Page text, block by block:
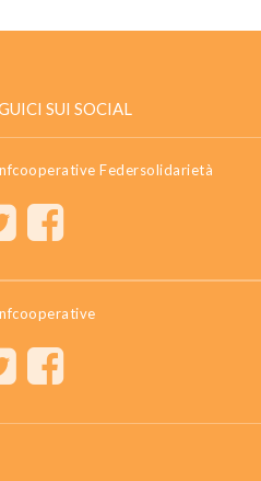
SUI SOCIAL
Federsolidarietà